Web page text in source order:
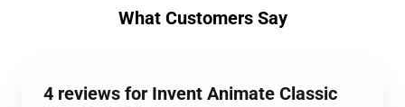
What Customers Say
4 reviews for Invent Animate Classic